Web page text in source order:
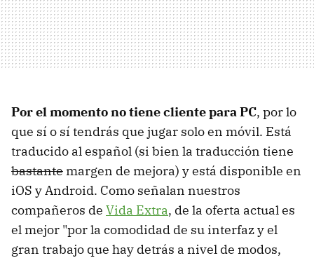
Por el momento no tiene cliente para PC, por lo
que sí o sí tendrás que jugar solo en móvil. Está
traducido al español (si bien la traducción tiene
bastante margen de mejora) y está disponible en
iOS y Android. Como señalan nuestros
compañeros de Vida Extra, de la oferta actual es
el mejor "por la comodidad de su interfaz y el
gran trabajo que hay detrás a nivel de modos,